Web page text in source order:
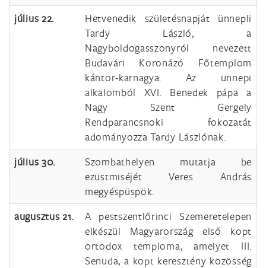
július 22.
Hetvenedik születésnapját ünnepli
Tardy László, a
Nagyboldogasszonyról nevezett
Budavári Koronázó Főtemplom
kántor-karnagya. Az ünnepi
alkalomból XVI. Benedek pápa a
Nagy Szent Gergely
Rendparancsnoki fokozatát
adományozza Tardy Lászlónak.
július 30.
Szombathelyen mutatja be
ezüstmiséjét Veres András
megyéspüspök.
augusztus 21.
A pestszentlőrinci Szemeretelepen
elkészül Magyarország első kopt
ortodox temploma, amelyet III.
Senuda, a kopt keresztény közösség